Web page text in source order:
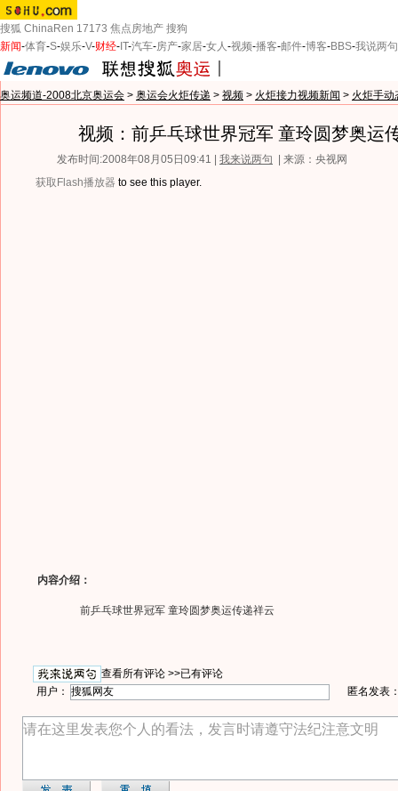
搜狐 ChinaRen 17173 焦点房地产 搜狗
新闻-体育-S-娱乐-V-财经- IT-汽车-房产-家居-女人-视频-播客-邮件-博客-BBS-我说两句
奥运频道-2008北京奥运会 > 奥运会火炬传递 > 视频 > 火炬接力视频新闻 > 火炬手动
视频：前乒乓球世界冠军 童玲圆梦奥运
发布时间:2008年08月05日09:41 | 我来说两句
| 来源：央视网
获取Flash播放器 to see this player.
内容介绍：
前乒乓球世界冠军 童玲圆梦奥运传递祥云
查看所有评论 >>已有评论
用户：
匿名发表